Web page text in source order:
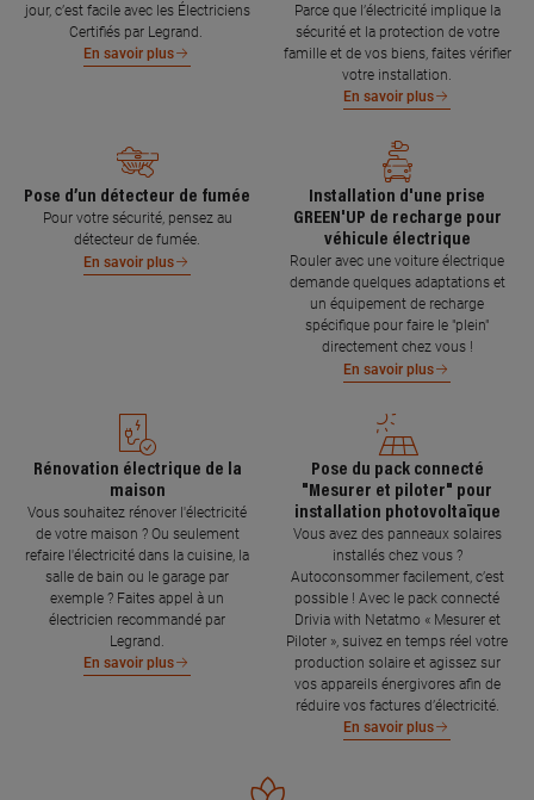
jour, c’est facile avec les Électriciens
Certifiés par Legrand.
En savoir plus
Parce que l’électricité implique la
sécurité et la protection de votre
famille et de vos biens, faites vérifier
votre installation.
En savoir plus
Pose d’un détecteur de fumée
Pour votre sécurité, pensez au
détecteur de fumée.
En savoir plus
Installation d'une prise
GREEN'UP de recharge pour
véhicule électrique
Rouler avec une voiture électrique
demande quelques adaptations et
un équipement de recharge
spécifique pour faire le "plein"
directement chez vous !
En savoir plus
Rénovation électrique de la
maison
Vous souhaitez rénover l'électricité
de votre maison ? Ou seulement
refaire l'électricité dans la cuisine, la
salle de bain ou le garage par
exemple ? Faites appel à un
électricien recommandé par
Legrand.
En savoir plus
Pose du pack connecté
"Mesurer et piloter" pour
installation photovoltaïque
Vous avez des panneaux solaires
installés chez vous ?
Autoconsommer facilement, c’est
possible ! Avec le pack connecté
Drivia with Netatmo « Mesurer et
Piloter », suivez en temps réel votre
production solaire et agissez sur
vos appareils énergivores afin de
réduire vos factures d’électricité.
En savoir plus